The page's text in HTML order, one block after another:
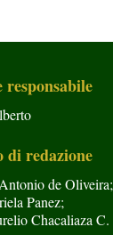
di redazione
de Oliveira;
Panez;
Chacaliaza C.